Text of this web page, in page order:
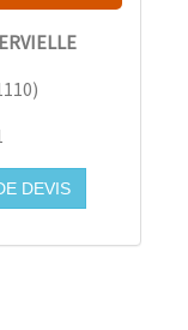
)
DEVIS